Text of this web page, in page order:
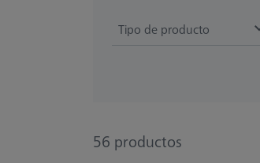
Tipo de producto
56 productos